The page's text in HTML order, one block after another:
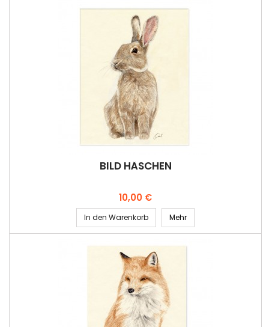
BILD HÄSCHEN
Preis
10,00 €
In den Warenkorb Mehr